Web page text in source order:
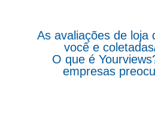
As avaliações de loja
você e
O que é
empresas